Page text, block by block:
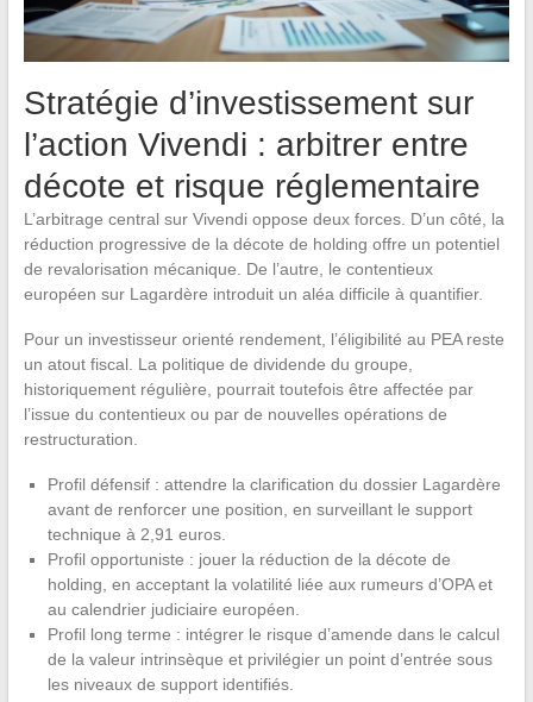
Stratégie d’investissement sur
l’action Vivendi : arbitrer entre
décote et risque réglementaire
L’arbitrage central sur Vivendi oppose deux forces. D’un côté, la
réduction progressive de la décote de holding offre un potentiel
de revalorisation mécanique. De l’autre, le contentieux
européen sur Lagardère introduit un aléa difficile à quantifier.
Pour un investisseur orienté rendement, l’éligibilité au PEA reste
un atout fiscal. La politique de dividende du groupe,
historiquement régulière, pourrait toutefois être affectée par
l’issue du contentieux ou par de nouvelles opérations de
restructuration.
Profil défensif : attendre la clarification du dossier Lagardère
avant de renforcer une position, en surveillant le support
technique à 2,91 euros.
Profil opportuniste : jouer la réduction de la décote de
holding, en acceptant la volatilité liée aux rumeurs d’OPA et
au calendrier judiciaire européen.
Profil long terme : intégrer le risque d’amende dans le calcul
de la valeur intrinsèque et privilégier un point d’entrée sous
les niveaux de support identifiés.